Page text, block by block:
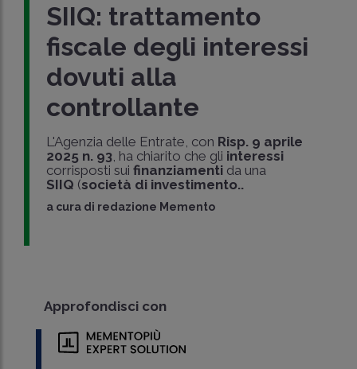
SIIQ: trattamento
fiscale degli interessi
dovuti alla
controllante
L'Agenzia delle Entrate, con Risp. 9 aprile
2025 n. 93 , ha chiarito che gli interessi
corrisposti suifinanziamenti da una
SIIQ (società di investimento..
a cura di redazione Memento
Approfondisci con